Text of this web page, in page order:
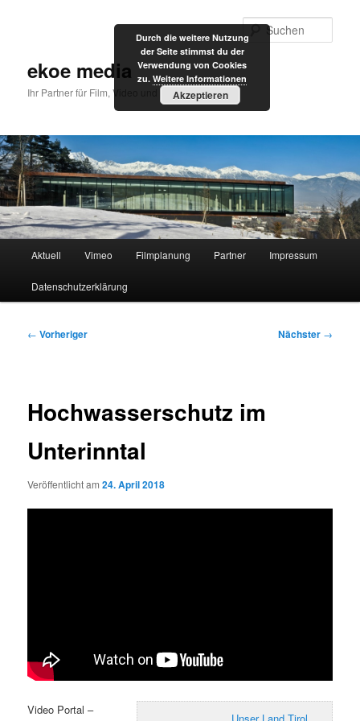
ekoe media
Ihr Partner für Film, Video und Internet
Aktuell Vimeo Filmplanung Partner Impressum
Datenschutzerklärung
Beitragsnavigation
← Vorheriger Nächster →
Hochwasserschutz im
Unterinntal
Veröffentlicht am24. April 2018
Unser Land Tirol
Video Portal –
Durch die weitere Nutzung
der Seite stimmst du der
Verwendung von Cookies
zu. Weitere Informationen
Akzeptieren